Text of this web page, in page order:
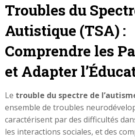
Troubles du
Autistique (TSA) :
Comprendre les
et Adapter
Le trouble du spectre de
ensemble de troubles
caractérisent par des difficultés
les interactions sociales, et des